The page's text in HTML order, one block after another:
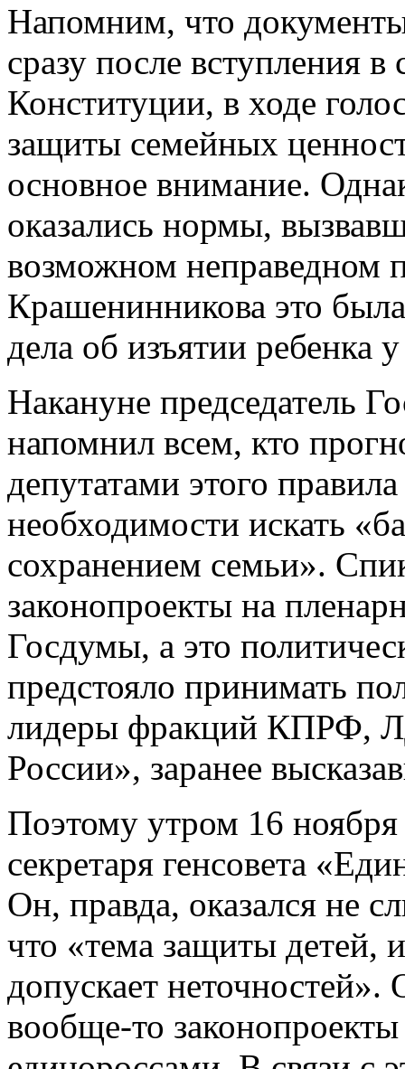
Напомним, что
сразу после вступления
Конституции, в ходе
защиты семейных
основное внимание.
оказались нормы,
возможном неправедном
Крашенинникова это
дела об изъятии ребенка
Накануне председатель
напомнил всем, кто
депутатами этого
необходимости искать
сохранением семьи».
законопроекты на
Госдумы, а это
предстояло принимать
лидеры фракций КПРФ,
России», заранее
Поэтому утром 16 ноября
секретаря генсовета
Он, правда, оказался не
что «тема защиты детей,
допускает неточностей».
вообще-то